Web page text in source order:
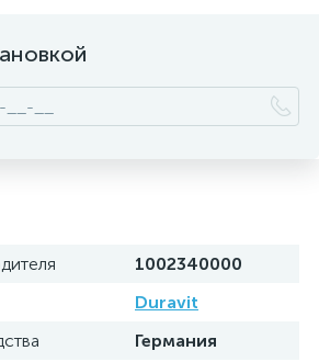
1002340000
Duravit
Германия